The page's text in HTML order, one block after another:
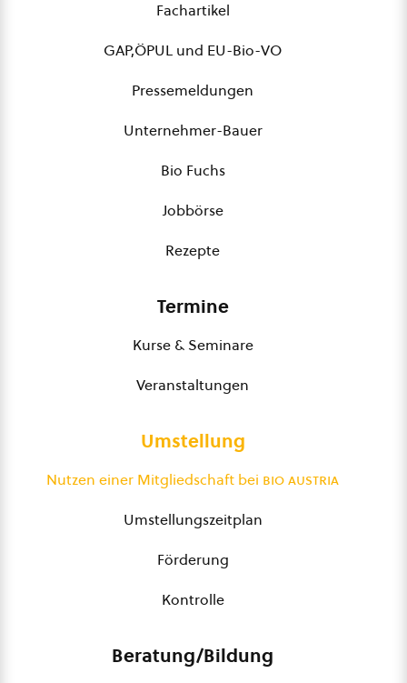
Fachartikel
GAP,ÖPUL und EU-Bio-VO
Pressemeldungen
Unternehmer-Bauer
Bio Fuchs
Jobbörse
Rezepte
Termine
Kurse & Seminare
Veranstaltungen
Umstellung
Nutzen einer Mitgliedschaft bei bio austria
Umstellungszeitplan
Förderung
Kontrolle
Beratung/Bildung